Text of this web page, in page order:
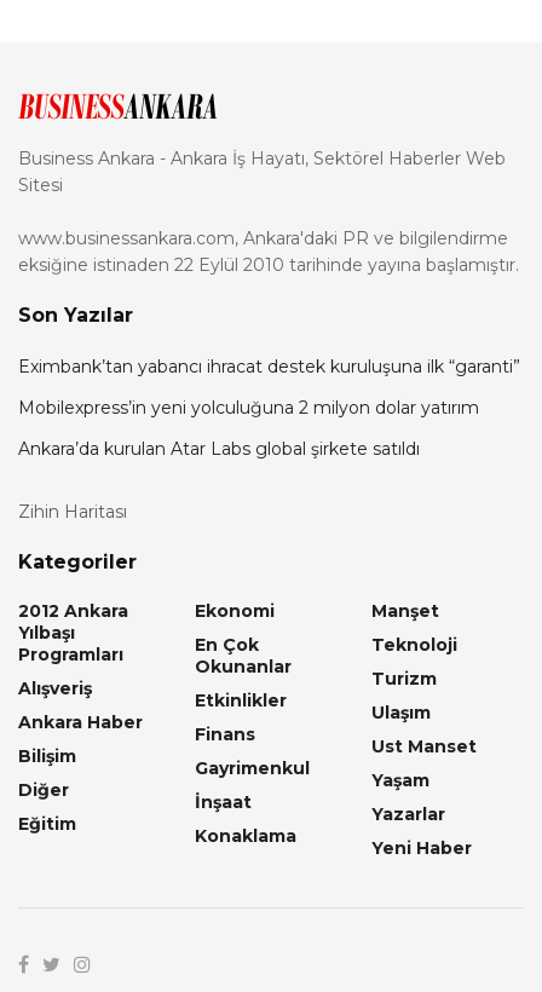
Business Ankara - Ankara İş Hayatı, Sektörel Haberler Web
Sitesi
www.businessankara.com, Ankara'daki PR ve bilgilendirme
eksiğine istinaden 22 Eylül 2010 tarihinde yayına başlamıştır.
Son Yazılar
Eximbank’tan yabancı ihracat destek kuruluşuna ilk “garanti”
Mobilexpress’in yeni yolculuğuna 2 milyon dolar yatırım
Ankara’da kurulan Atar Labs global şirkete satıldı
Zihin Haritası
Kategoriler
2012 Ankara
Yılbaşı
Programları
Alışveriş
Ankara Haber
Bilişim
Diğer
Eğitim
Ekonomi
En Çok
Okunanlar
Etkinlikler
Finans
Gayrimenkul
İnşaat
Konaklama
Manşet
Teknoloji
Turizm
Ulaşım
Ust Manset
Yaşam
Yazarlar
Yeni Haber